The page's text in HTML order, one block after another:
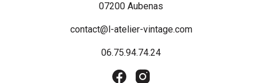
07200 Aubenas
contact@l-atelier-vintage.com
06.75.94.74.24